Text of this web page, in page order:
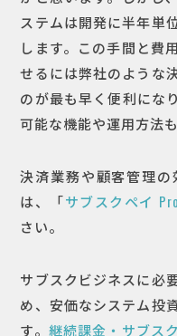
ステムは開発に半年単
します。この手間と費
せるには弊社のような
のが最も早く便利にな
可能な機能や運用方法
決済業務や顧客管理
は、「サブスクペイ
さい。
サブスクビジネスに必
め、安価なシステム投
す。 継続課金・サブス